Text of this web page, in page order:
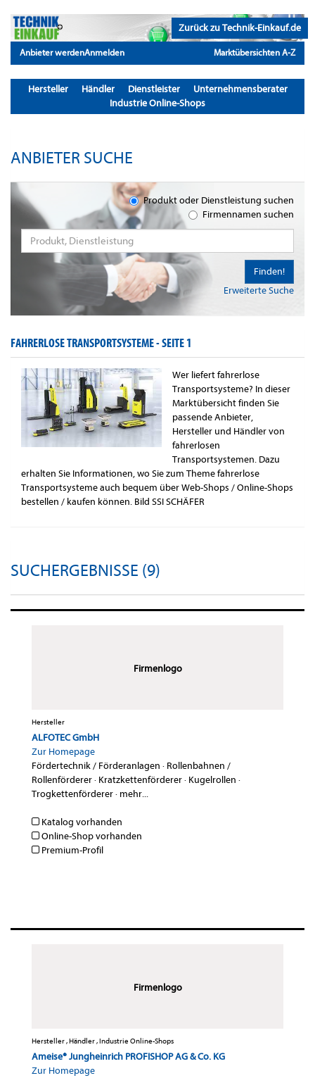
Zurück zu Technik-Einkauf.de
Anbieter werdenAnmelden Marktübersichten A-Z
Hersteller Händler Dienstleister
Unternehmensberater
Industrie Online-Shops
ANBIETER SUCHE
Produkt oder Dienstleistung suchen
Firmennamen suchen
Erweiterte Suche
Finden!
FAHRERLOSE TRANSPORTSYSTEME -SEITE 1
Wer liefert fahrerlose
Transportsysteme? In dieser
Marktübersicht finden Sie
passende Anbieter,
Hersteller und Händler von
fahrerlosen
Transportsystemen. Dazu
erhalten Sie Informationen, wo Sie zum Theme fahrerlose
Transportsysteme auch bequem über Web-Shops / Online-Shops
bestellen / kaufen können. Bild SSI SCHÄFER
SUCHERGEBNISSE (9)
Firmenlogo
Hersteller
ALFOTEC GmbH
Zur Homepage
Fördertechnik / Förderanlagen · Rollenbahnen /
Rollenförderer· Kratzkettenförderer· Kugelrollen ·
Trogkettenförderer· mehr...
Katalog vorhanden
Online-Shop vorhanden
Premium-Profil
Firmenlogo
Hersteller , Händler , Industrie Online-Shops
Ameise® Jungheinrich PROFISHOP AG & Co. KG
Zur Homepage